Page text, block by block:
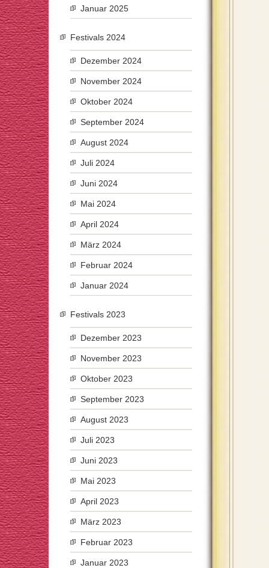
Januar 2025
Festivals 2024
Dezember 2024
November 2024
Oktober 2024
September 2024
August 2024
Juli 2024
Juni 2024
Mai 2024
April 2024
März 2024
Februar 2024
Januar 2024
Festivals 2023
Dezember 2023
November 2023
Oktober 2023
September 2023
August 2023
Juli 2023
Juni 2023
Mai 2023
April 2023
März 2023
Februar 2023
Januar 2023